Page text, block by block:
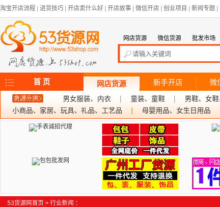
淘宝开店流程 进货技巧 开店卖什么好 开店故事 微信开店 创业项目 新闻专题
网店货源 微信货源 批发市场
首 页 网店货源 新手开店 微
男女服装、内衣 童装、童鞋
男鞋、女
小商品、家居、玩具、礼品、工艺品
母婴用品、女生日用品
53货源网首页 > 行业新闻 ：